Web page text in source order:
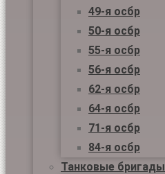
49-я осбр
50-я осбр
55-я осбр
56-я осбр
62-я осбр
64-я осбр
71-я осбр
84-я осбр
Танковые бригады